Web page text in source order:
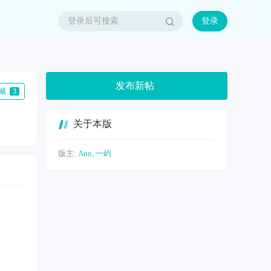
登录
3
发布新帖
关于本版
版主: Ann, 一屿